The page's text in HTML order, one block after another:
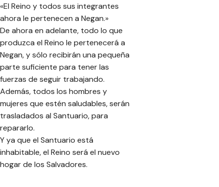
«El Reino y todos sus integrantes
ahora le pertenecen a Negan.»
De ahora en adelante, todo lo que
produzca el Reino le pertenecerá a
Negan, y sólo recibirán una pequeña
parte suficiente para tener las
fuerzas de seguir trabajando.
Además, todos los hombres y
mujeres que estén saludables, serán
trasladados al Santuario, para
repararlo.
Y ya que el Santuario está
inhabitable, el Reino será el nuevo
hogar de los Salvadores.